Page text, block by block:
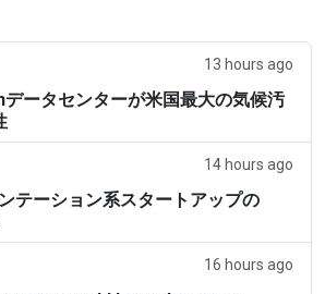
13 hours ago
ータセンターが米国最大の気候汚
14 hours ago
テーション系スタートアップの
16 hours ago